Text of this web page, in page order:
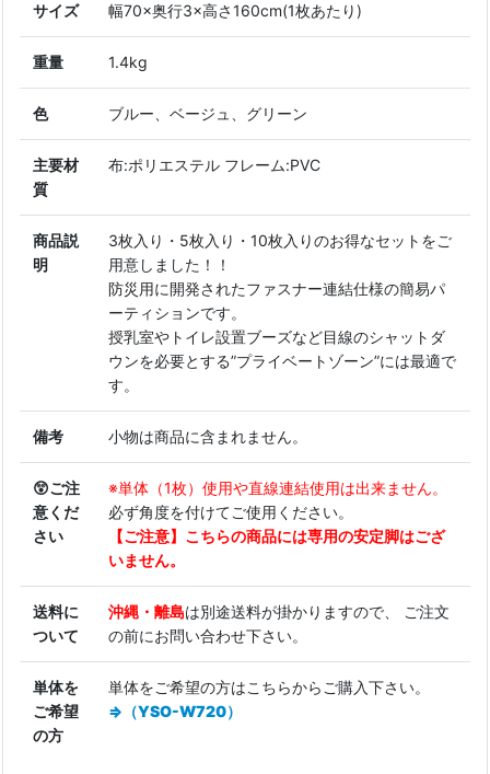
サイズ 幅70×奥行3×高さ160cm(1枚あたり)
重量 1.4kg
色 ブルー、ベージュ、グリーン
主要材
質
布:ポリエステル フレーム:PVC
商品説
明
3枚入り・5枚入り・10枚入りのお得なセットをご
用意しました！！
防災用に開発されたファスナー連結仕様の簡易パ
ーティションです。
授乳室やトイレ設置ブーズなど目線のシャットダ
ウンを必要とする”プライベートゾーン”には最適で
す。
備考 小物は商品に含まれません。
😲ご注
意くだ
さい
※単体（1枚）使用や直線連結使用は出来ません。
必ず角度を付けてご使用ください。
【ご注意】こちらの商品には専用の安定脚はござ
いません。
送料に
ついて
沖縄・離島は別途送料が掛かりますので、 ご注文
の前にお問い合わせ下さい。
単体を
ご希望
の方
単体をご希望の方はこちらからご購入下さい。
⇒（YSO-W720）